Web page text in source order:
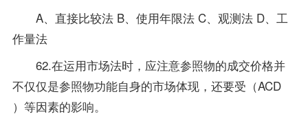
A、直接比较法 B、使用年限法 C、观测法 D、工
作量法
62.在运用市场法时，应注意参照物的成交价格并
不仅仅是参照物功能自身的市场体现，还要受（ACD
）等因素的影响。